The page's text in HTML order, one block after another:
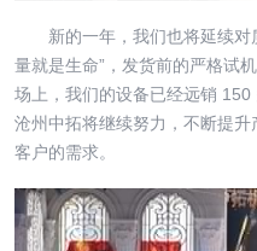
新的一年，我们也将延续对
量就是生命”，发货前的严格试
场上，我们的设备已经远销 150
沧州中拓将继续努力，不断提
客户的需求。